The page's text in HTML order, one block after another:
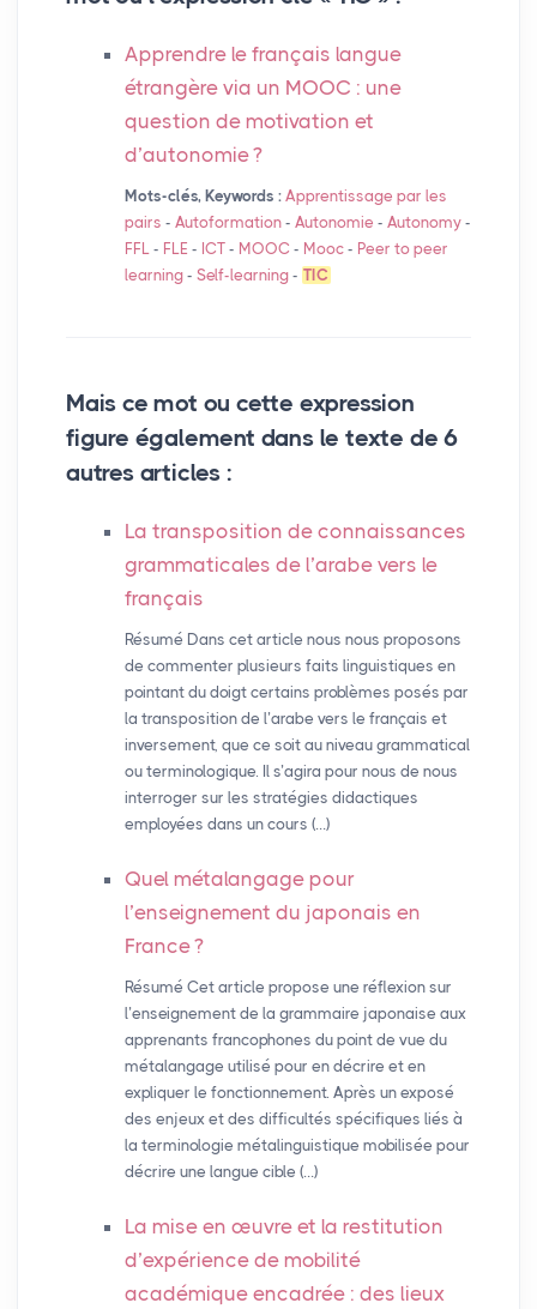
Apprendre le français langue
étrangère via un MOOC : une
question de motivation et
d’autonomie?
Mots-clés, Keywords : Apprentissage par les
pairs - Autoformation- Autonomie - Autonomy-
FFL- FLE - ICT- MOOC - Mooc- Peer to peer
learning- Self-learning- TIC
Mais ce mot ou cette expression
figure également dans le texte de 6
autres articles :
La transposition de connaissances
grammaticales de l’arabe vers le
français
Résumé Dans cet article nous nous proposons
de commenter plusieurs faits linguistiques en
pointant du doigt certains problèmes posés par
la transposition de l’arabe vers le français et
inversement, que ce soit au niveau grammatical
ou terminologique. Il s’agira pour nous de nous
interroger sur les stratégies didactiques
employées dans un cours (…)
Quel métalangage pour
l’enseignement du japonais en
France?
Résumé Cet article propose une réflexion sur
l’enseignement de la grammaire japonaise aux
apprenants francophones du point de vue du
métalangage utilisé pour en décrire et en
expliquer le fonctionnement. Après un exposé
des enjeux et des difficultés spécifiques liés à
la terminologie métalinguistique mobilisée pour
décrire une langue cible (…)
La mise en œuvre et la restitution
d’expérience de mobilité
académique encadrée : des lieux